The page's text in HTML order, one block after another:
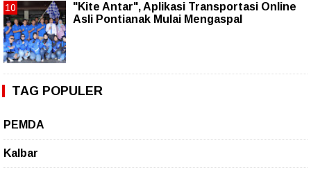
"Kite Antar", Aplikasi Transportasi Online
Asli Pontianak Mulai Mengaspal
TAG POPULER
PEMDA
Kalbar